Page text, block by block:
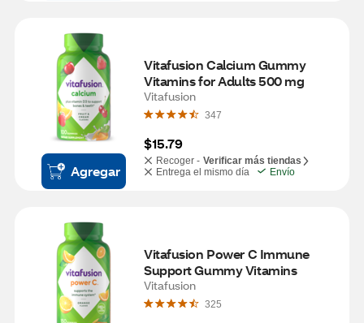
Agregar
Vitafusion Calcium Gummy
Vitamins for Adults 500 mg
Vitafusion
347
$15.79
Recoger - Verificar más tiendas
Entrega el mismo día
Envío
Vitafusion Power C Immune
Support Gummy Vitamins
Vitafusion
325